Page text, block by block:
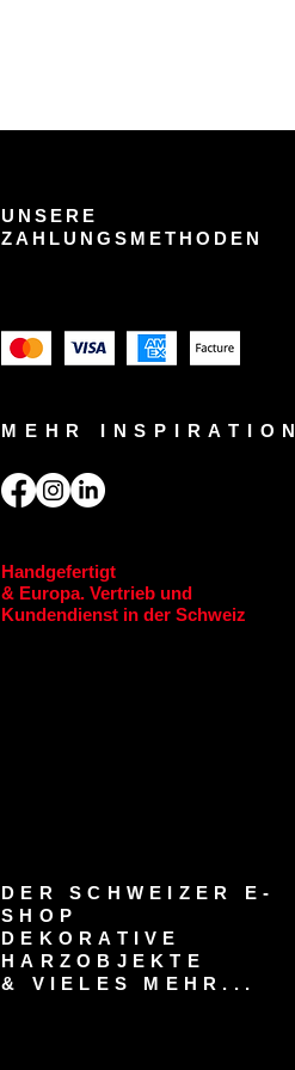
UNSERE
ZAHLUNGSMETHODEN
MEHR INSPIRATION
Handgefertigt
& Europa. Vertrieb und
Kundendienst in der Schweiz
DER SCHWEIZER E-
SHOP
DEKORATIVE
HARZOBJEKTE
& VIELES MEHR...